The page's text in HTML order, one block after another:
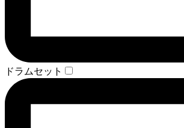
ドラムセット